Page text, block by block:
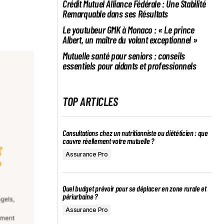
Crédit Mutuel Alliance Fédérale : Une Stabilité
Remarquable dans ses Résultats
Le youtubeur GMK à Monaco : « Le prince
Albert, un maître du volant exceptionnel »
Mutuelle santé pour seniors : conseils
essentiels pour aidants et professionnels
TOP ARTICLES
Consultations chez un nutritionniste ou diététicien : que
couvre réellement votre mutuelle ?
Assurance Pro
Quel budget prévoir pour se déplacer en zone rurale et
périurbaine ?
Assurance Pro